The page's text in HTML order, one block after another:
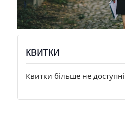
квитки
Квитки більше не доступні